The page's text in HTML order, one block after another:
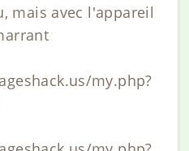
mais avec l'appareil
my.php?